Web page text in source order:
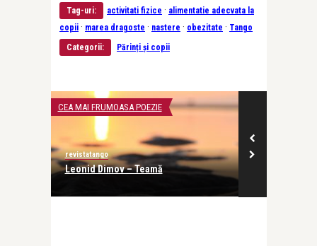
Tag-uri: activitati fizice · alimentatie adecvata la
copii · marea dragoste · nastere · obezitate · Tango
Categorii:
Părinți și copii
CEA MAI FRUMOASA POEZIE
revistatango
Leonid Dimov – Teamă